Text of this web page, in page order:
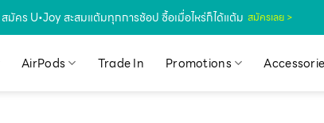
สมัคร U•Joy สะสมแต้มทุกการช้อป ซื้อเมื่อไหร่ก็ได้แต้ม สมัครเลย >
AirPods Trade In Promotions